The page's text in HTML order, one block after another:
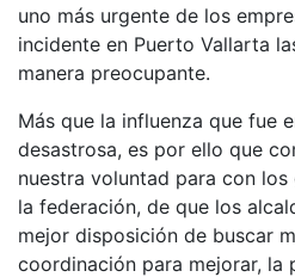
uno más urgente de los
incidente en Puerto Vallarta
manera preocupante.
Más que la influenza que fue
desastrosa, es por ello que
nuestra voluntad para con
la federación, de que los
mejor disposición de buscar
coordinación para mejorar, la